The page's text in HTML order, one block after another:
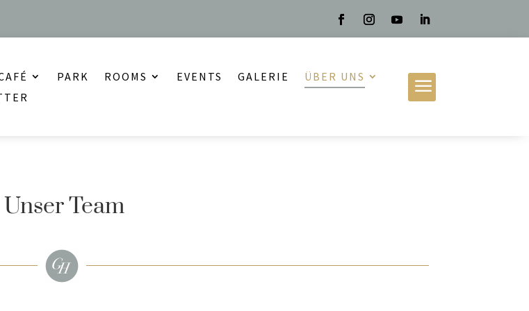
PARK ROOMS EVENTS GALERIE
ÜBER UNS
a
Unser Team